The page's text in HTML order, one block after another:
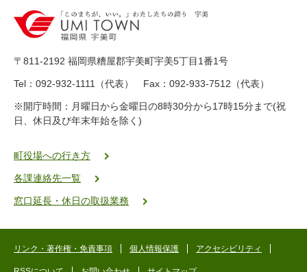
-
8
-
5
5
ク
二
ゴ
〒811-2192 福岡県糟屋郡宇美町宇美5丁目1番1号
Tel：092-932-1111（代表） Fax：092-933-7512（代表）
※開庁時間：月曜日から金曜日の8時30分から17時15分まで(祝
日、休日及び年末年始を除く)
町役場への行き方
各課連絡先一覧
窓口延長・休日の取扱業務
リンク・著作権・免責事項 個人情報保護 アクセシビリティ